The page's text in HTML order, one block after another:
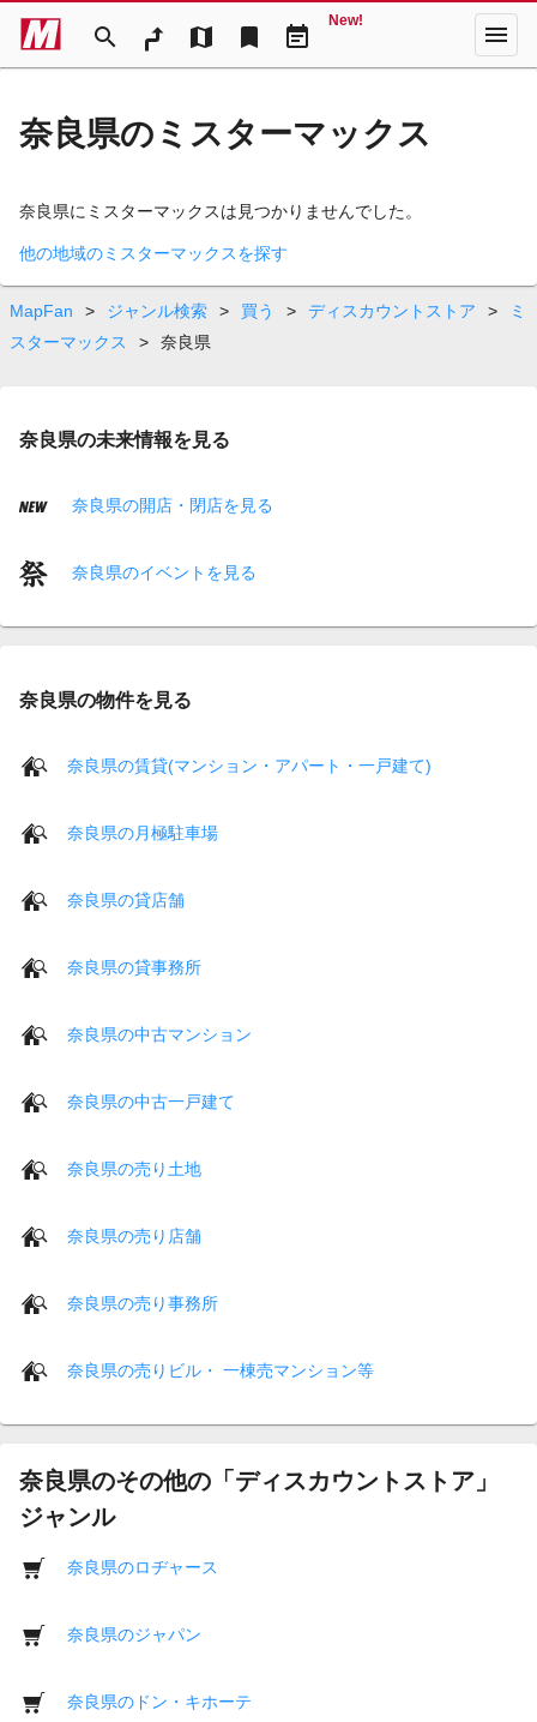
search map bookmark event_note
New! menu
奈良県のミスターマックス
奈良県にミスターマックスは見つかりませんでした。
他の地域のミスターマックスを探す
MapFan > ジャンル検索 > 買う > ディスカウントストア >
ミ
スターマックス
> 奈良県
奈良県の未来情報を見る
奈良県の開店・閉店を見る
奈良県のイベントを見る
奈良県の物件を見る
奈良県の賃貸(マンション・アパート・一戸建て)
奈良県の月極駐車場
奈良県の貸店舗
奈良県の貸事務所
奈良県の中古マンション
奈良県の中古一戸建て
奈良県の売り土地
奈良県の売り店舗
奈良県の売り事務所
奈良県の売りビル・ 一棟売マンション等
奈良県のその他の「ディスカウントストア」
ジャンル
奈良県のロヂャース
奈良県のジャパン
奈良県のドン・キホーテ